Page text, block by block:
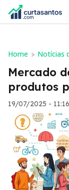
Home > Notícias
Mercado
produtos
19/07/2025 - 11:16